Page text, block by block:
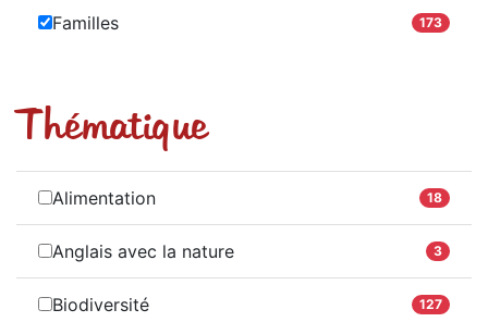
Familles 173
Thématique
Alimentation 18
Anglais avec la nature 3
Biodiversité 127